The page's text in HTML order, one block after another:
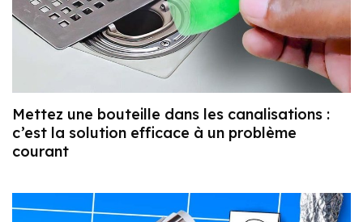
Mettez une bouteille dans les canalisations :
c’est la solution efficace à un problème
courant